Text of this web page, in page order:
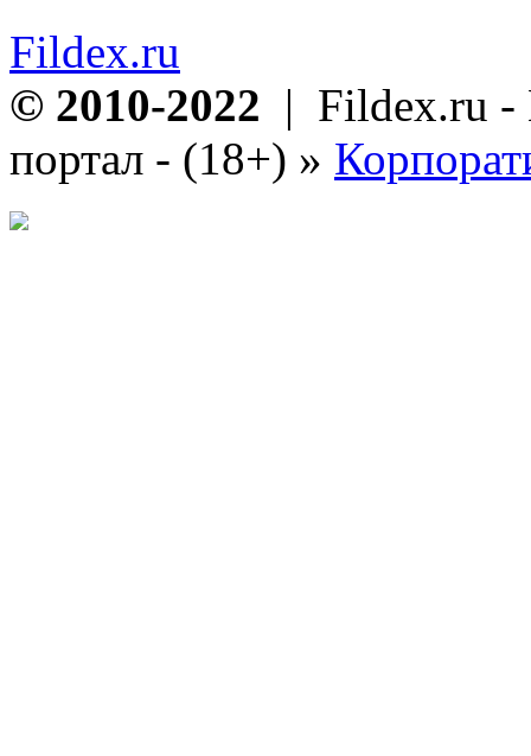
Fildex.ru
© 2010-2022 | Fildex.ru -
портал - (18+) »